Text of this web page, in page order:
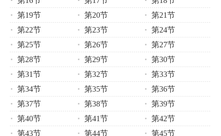
第19节
第20节
第21节
第22节
第23节
第24节
第25节
第26节
第27节
第28节
第29节
第30节
第31节
第32节
第33节
第34节
第35节
第36节
第37节
第38节
第39节
第40节
第41节
第42节
第43节
第44节
第45节